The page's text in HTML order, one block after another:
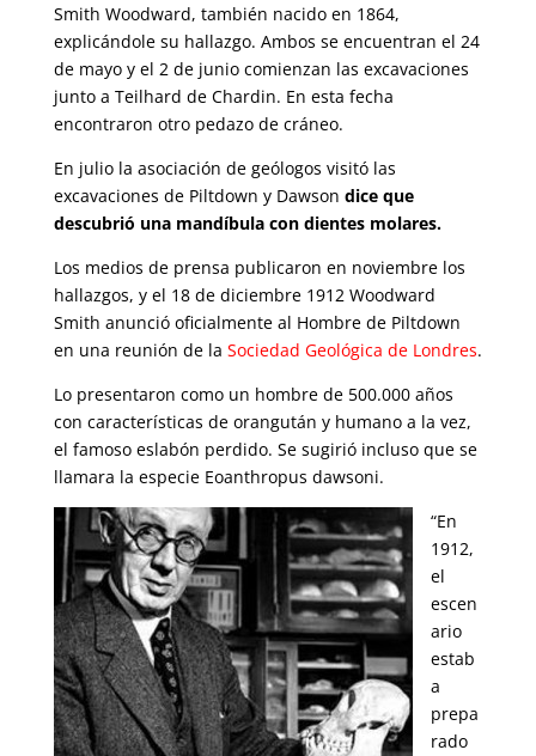
Smith Woodward, también nacido en 1864,
explicándole su hallazgo. Ambos se encuentran el 24
de mayo y el 2 de junio comienzan las excavaciones
junto a Teilhard de Chardin. En esta fecha
encontraron otro pedazo de cráneo.
En julio la asociación de geólogos visitó las
excavaciones de Piltdown y Dawson dice que
descubrió una mandíbula con dientes molares.
Los medios de prensa publicaron en noviembre los
hallazgos, y el 18 de diciembre 1912 Woodward
Smith anunció oficialmente al Hombre de Piltdown
en una reunión de la Sociedad Geológica de Londres.
Lo presentaron como un hombre de 500.000 años
con características de orangután y humano a la vez,
el famoso eslabón perdido. Se sugirió incluso que se
llamara la especie Eoanthropus dawsoni.
“En
1912,
el
escen
ario
estab
a
prepa
rado